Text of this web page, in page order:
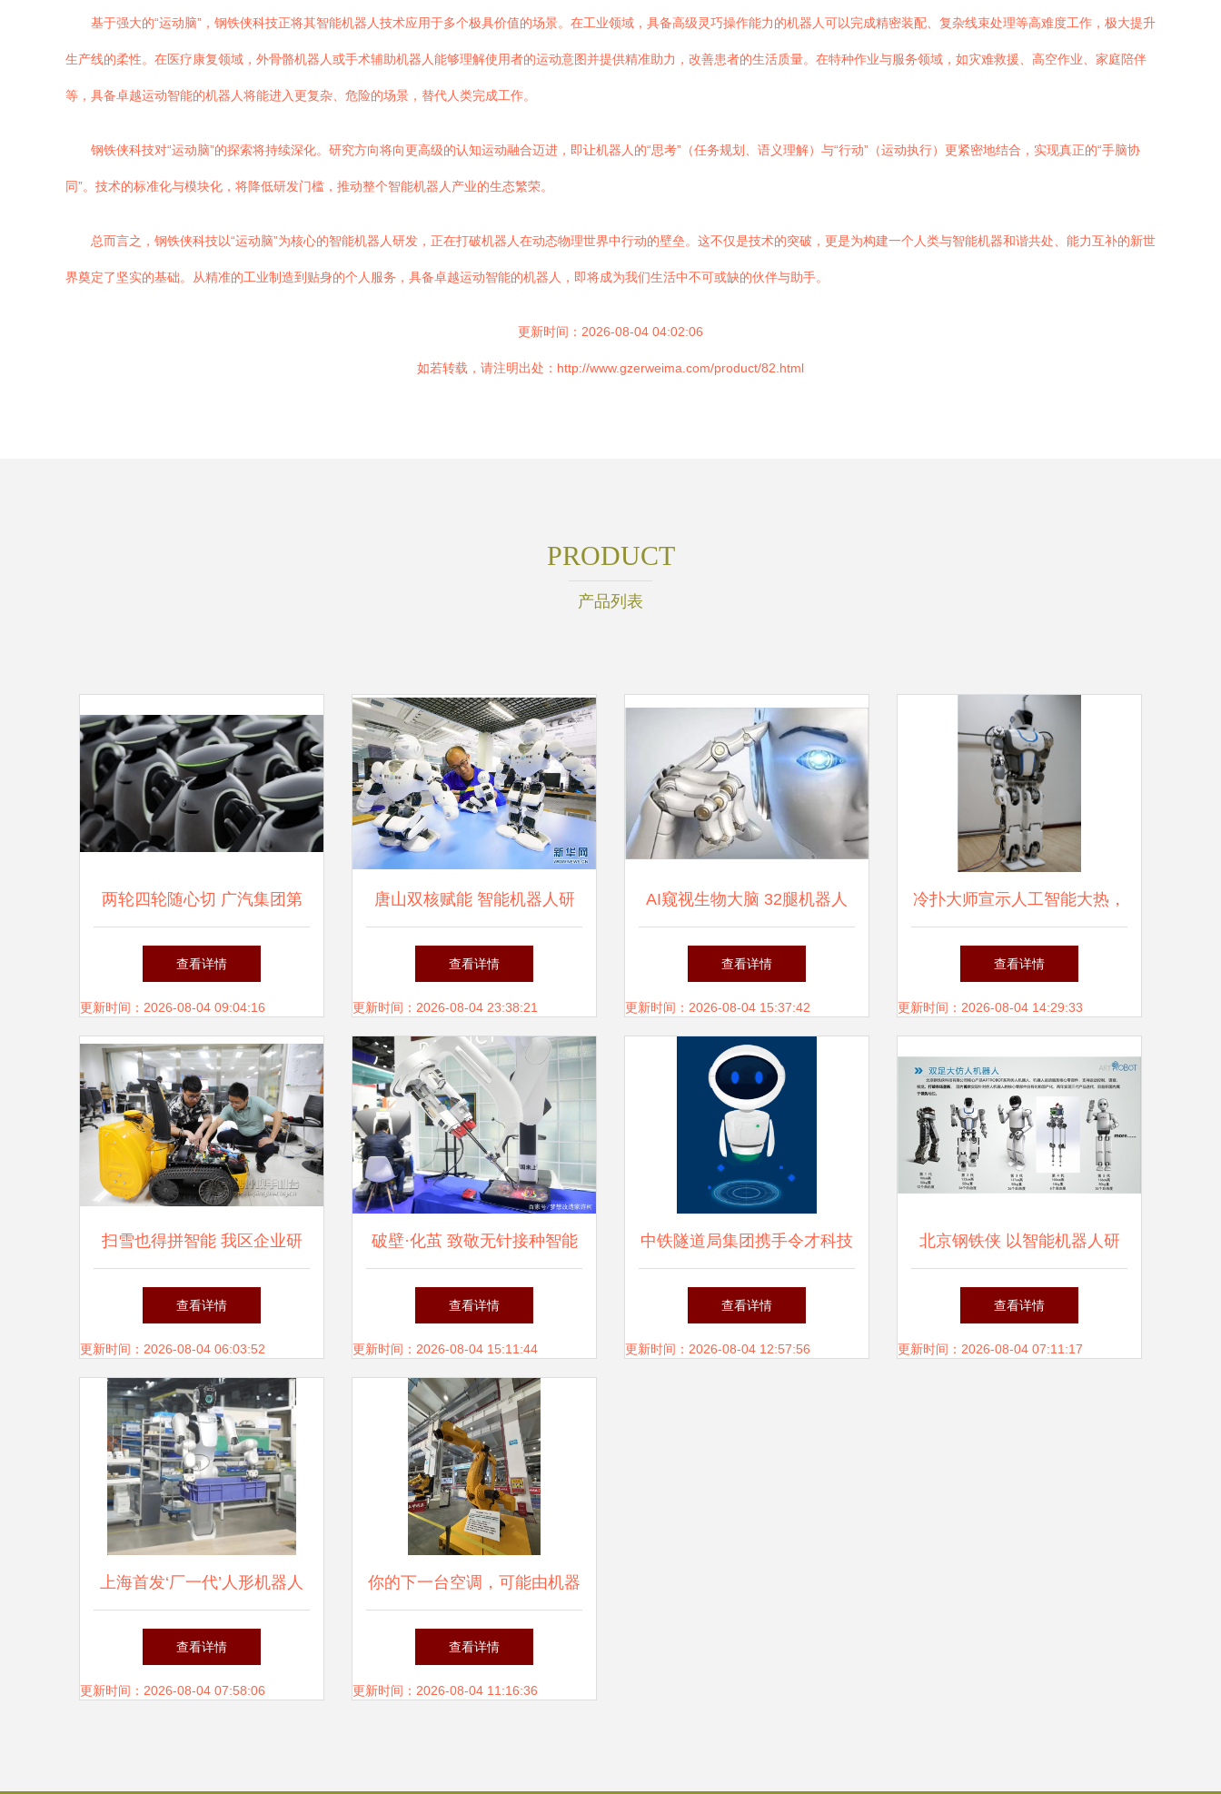
基于强大的“运动脑”，钢铁侠科技正将其智能机器人技术应用于多个极具价值的场景。在工业领域，具备高级灵巧操作能力的机器人可以完成精密装配、复杂线束处理等高难度工作，极大提升
生产线的柔性。在医疗康复领域，外骨骼机器人或手术辅助机器人能够理解使用者的运动意图并提供精准助力，改善患者的生活质量。在特种作业与服务领域，如灾难救援、高空作业、家庭陪伴
等，具备卓越运动智能的机器人将能进入更复杂、危险的场景，替代人类完成工作。
钢铁侠科技对“运动脑”的探索将持续深化。研究方向将向更高级的认知运动融合迈进，即让机器人的“思考”（任务规划、语义理解）与“行动”（运动执行）更紧密地结合，实现真正的“手脑协
同”。技术的标准化与模块化，将降低研发门槛，推动整个智能机器人产业的生态繁荣。
总而言之，钢铁侠科技以“运动脑”为核心的智能机器人研发，正在打破机器人在动态物理世界中行动的壁垒。这不仅是技术的突破，更是为构建一个人类与智能机器和谐共处、能力互补的新世
界奠定了坚实的基础。从精准的工业制造到贴身的个人服务，具备卓越运动智能的机器人，即将成为我们生活中不可或缺的伙伴与助手。
更新时间：2026-08-04 04:02:06
如若转载，请注明出处：http://www.gzerweima.com/product/82.html
PRODUCT
产品列表
两轮四轮随心切 广汽集团第
三代智能人形机器人GoMate
发布，定义智能机器人新标杆
查看详情
更新时间：2026-08-04 09:04:16
唐山双核赋能 智能机器人研
发新高地崛起
查看详情
更新时间：2026-08-04 23:38:21
AI窥视生物大脑 32腿机器人
背后的仿生学革命
查看详情
更新时间：2026-08-04 15:37:42
冷扑大师宣示人工智能大热，
机器人发展尤待进步
查看详情
更新时间：2026-08-04 14:29:33
扫雪也得拼智能 我区企业研
发扫雪机器人填补国内空白
查看详情
更新时间：2026-08-04 06:03:52
破壁·化茧 致敬无针接种智能
机器人的无畏尝试
查看详情
更新时间：2026-08-04 15:11:44
中铁隧道局集团携手令才科技
研发 智能审单机器人 ,开启智
能财务新范式
查看详情
更新时间：2026-08-04 12:57:56
北京钢铁侠 以智能机器人研
发助力中国航天开创空间机器
人新纪元
查看详情
更新时间：2026-08-04 07:11:17
上海首发‘厂一代’人形机器人
告别‘过时’打工模式，具身智
能开启工业新纪元
查看详情
更新时间：2026-08-04 07:58:06
你的下一台空调，可能由机器
人制造装箱 智能机器人的研
发革新制造业
查看详情
更新时间：2026-08-04 11:16:36